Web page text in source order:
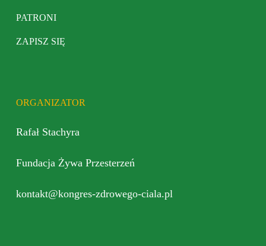
PATRONI
ZAPISZ SIĘ
ORGANIZATOR
Rafał Stachyra
Fundacja Żywa Przesterzeń
kontakt@kongres-zdrowego-ciala.pl